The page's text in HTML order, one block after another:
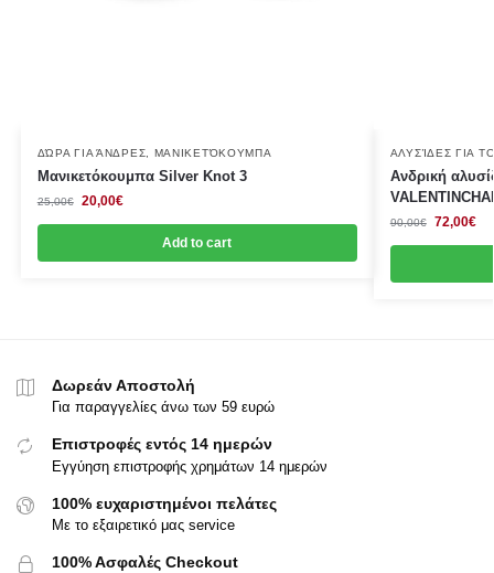
ΔΏΡΑ ΓΙΑ ΆΝΔΡΕΣ ΜΑΝΙΚΕΤΌΚΟΥΜΠΑ
Μανικετόκουμπα Silver Knot 3
25,00€ 20,00€
Add to cart
ΑΛΥΣΊΔΕΣ ΓΙΑ
Ανδρική
90,00€ 72,00€
Δωρεάν Αποστολή
Για παραγγελίες άνω των 59 ευρώ
Επιστροφές εντός 14 ημερών
Εγγύηση επιστροφής χρημάτων 14 ημερών
100% ευχαριστημένοι πελάτες
Με το εξαιρετικό μας service
100% Ασφαλές Checkout